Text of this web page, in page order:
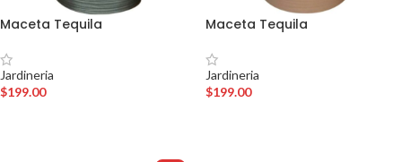
Maceta Tequila
Jardineria
$199.00
Maceta Tequila
Jardineria
$199.00